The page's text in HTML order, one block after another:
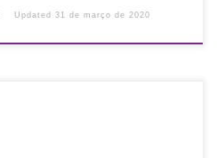
Updated 31 de março de 2020